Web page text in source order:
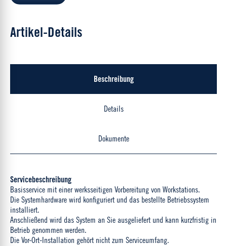
Artikel-Details
Beschreibung
Details
Dokumente
Servicebeschreibung
Basisservice mit einer werksseitigen Vorbereitung von Workstations.
Die Systemhardware wird konfiguriert und das bestellte Betriebssystem
installiert.
Anschließend wird das System an Sie ausgeliefert und kann kurzfristig in
Betrieb genommen werden.
Die Vor-Ort-Installation gehört nicht zum Serviceumfang.